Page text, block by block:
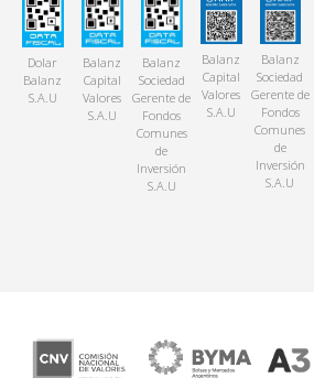
Dolar
Balanz
S.A.U
Balanz
Capital
Valores
S.A.U
Balanz
Sociedad
Gerente de
Fondos
Comunes
de
Inversión
S.A.U
Balanz
Capital
Valores
S.A.U
Balanz
Sociedad
Gerente de
Fondos
Comunes
de
Inversión
S.A.U